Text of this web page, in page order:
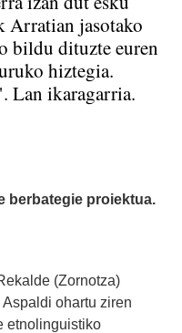
Arratian jasotako
bildu dituzte euren
hiztegia.
Lan ikaragarria.
berbategie proiektua.
(Zornotza)
ohartu ziren
etnolinguistiko